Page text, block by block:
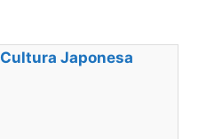
Cultura Japonesa